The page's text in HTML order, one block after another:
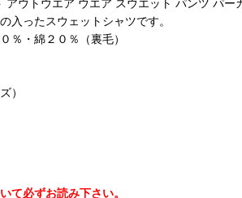
アウトウエア ウエア スウエット パンツ パ
入ったスウェットシャツです。
％・綿２０％（裏毛）
）
て必ずお読み下さい。